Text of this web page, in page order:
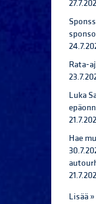
Rata-
Luka
Hae
Lisää »